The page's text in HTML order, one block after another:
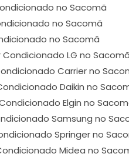
no Sacomã
no Sacomã
no Sacomã
LG no Sacomã
Carrier no
Daikin no
Elgin no
Samsung no
Springer no
Midea no